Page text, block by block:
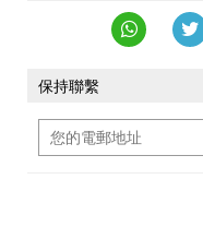
保持聯繫